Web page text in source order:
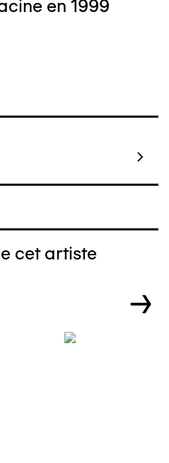
en 1999
cet artiste
→